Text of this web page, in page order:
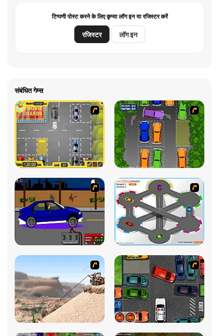
टिप्पणी पोस्ट करने के लिए कृप्या लॉग इन या रजिस्टर करें
रजिस्टर लॉग इन
संबंधित गेम्स